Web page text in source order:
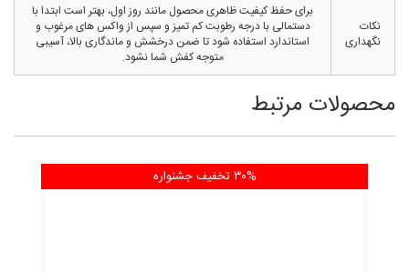
نکات
نگهداری
برای حفظ کیفیت ظاهری محصول مانند روز اول، بهتر است ابتدا با
دستمالی با درجه رطوبت کم تمیز و سپس از واکس های مرغوب و
استاندارد استفاده شود تا ضمن درخشش و ماندگاری بالا، آسیبی
متوجه کفش شما نشود.
محصولات مرتبط
۳۰% تخفیف جشنواره